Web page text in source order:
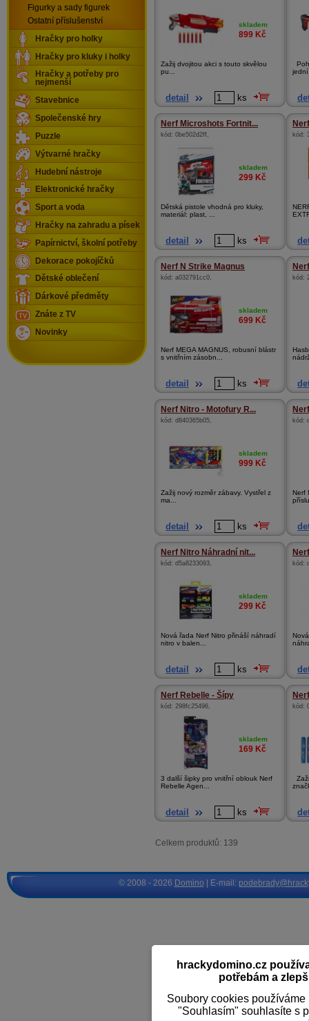
skladem
899 Kč
Zažij dvojitou akci s touto skvělou
pu...
detail ks
Nerf Microshots Fortnit...
kód: 0be502d2ff,
skladem
299 Kč
Dětská pistole vhodná pro kluky,
materiál: plast, ...
detail ks
kód:
Nerf N Strike Magnus
kód: a032791cc0,
skladem
699 Kč
Nerf MEGA MAGNUS, robusní blástr
s vnitřním zásobn...
detail ks
kód:
Nerf Nitro - Motofury R...
kód: d840365b05,
skladem
999 Kč
Zažij nový rozměr zábavy. Vystřel z
ma...
detail ks
kód:
Nerf
Nerf Nitro Náhradní nit...
kód: d5a8233093,
skladem
299 Kč
Nová řada Nerf Nitro přináší náhradí
nitro v balen...
detail ks
kód:
Nerf Rebelle - Šípy
kód: 298fc25496,
skladem
169 Kč
3 další šipky pro vnitřní oblouk Nerf
Rebelle Agen...
detail ks
kód:
Celkem produktů: 139
Figurky a sady figurek
Ostatní příslušenství
Hračky pro holky
Hračky pro kluky i holky
Hračky a potřeby pro
nejmenší
Stavebnice
Společenské hry
Puzzle
Výtvarné hračky
Hudební nástroje
Elektronické hračky
Sport a voda
Hračky na zahradu a písek
Papírnictví, školní potřeby
Dekorace pokojíčků
Dětské oblečení
Dárkové předměty
Znáte z TV
Novinky
hrackydomino.cz
potřebám a
Soubory cookies
"Souhlasím" souhlasíte s
© 2008 - 2026 Domino | E-mail: